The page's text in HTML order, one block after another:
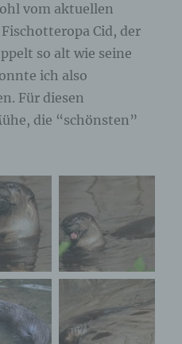
vom aktuellen
Cid, der
so alt wie seine
ich also
Für diesen
die “schönsten”